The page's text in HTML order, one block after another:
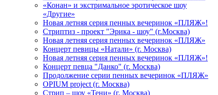
«Конан» и экстримальное эротическое шоу
«Другие»
Новая летняя серия пенных вечеринок «ПЛЯЖ»!
Стриптиз - проект "Эрика - шоу" (г.Москва)
Новая летняя серия пенных вечеринок «ПЛЯЖ»
Концерт певицы «Натали» (г. Москва)
Новая летняя серия пенных вечеринок «ПЛЯЖ»!
Концерт певца "Данко" (г. Москва)
Продолжение серии пенных вечеринок «ПЛЯЖ»
OPIUM project (г. Москва)
Стрип – шоу «Тени» (г. Москва)